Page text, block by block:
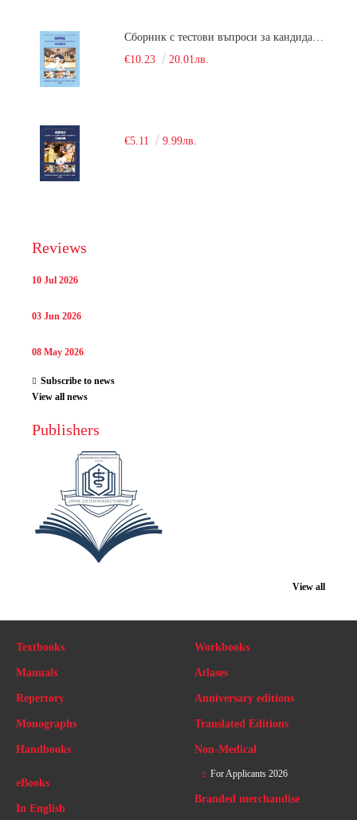
€10.23
20.01лв.
€5.11 9.99лв.
Reviews
10 Jul 2026
03 Jun 2026
08 May 2026
Subscribe to news
View all news
Publishers
View all
Textbooks
Manuals
Repertory
Monographs
Handbooks
Workbooks
Atlases
Anniversary editions
Translated Editions
Non-Medical
eBooks
In English
For Applicants 2026
Branded merchandise